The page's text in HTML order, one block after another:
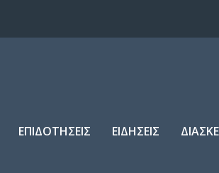
ΕΠΙΔΟΤΗΣΕΙΣ ΕΙΔΗΣΕΙΣ